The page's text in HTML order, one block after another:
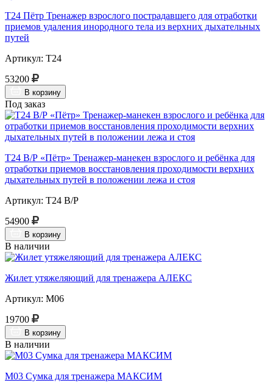
Т24 Пётр Тренажер взрослого пострадавшего для отработки
приемов удаления инородного тела из верхних дыхательных
путей
Артикул: Т24
53200
В корзину
Под заказ
Т24 В/Р «Пётр» Тренажер-манекен взрослого и ребёнка для
отработки приемов восстановления проходимости верхних
дыхательных путей в положении лежа и стоя
Артикул: Т24 В/Р
54900
В корзину
В наличии
Жилет утяжеляющий для тренажера АЛЕКС
Артикул: М06
19700
В корзину
В наличии
М03 Сумка для тренажера МАКСИМ